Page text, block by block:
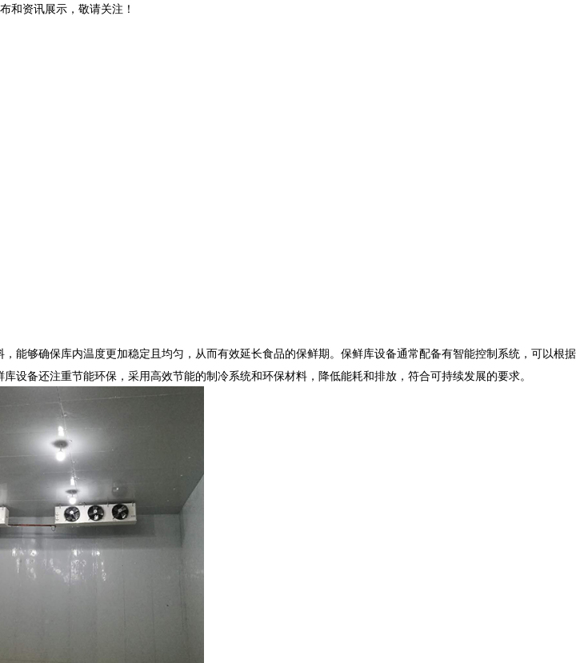
和资讯展示，敬请关注！
能够确保库内温度更加稳定且均匀，从而有效延长食品的保鲜期。保鲜库设备通常配备有智能控制系统，可以根据
备还注重节能环保，采用高效节能的制冷系统和环保材料，降低能耗和排放，符合可持续发展的要求。